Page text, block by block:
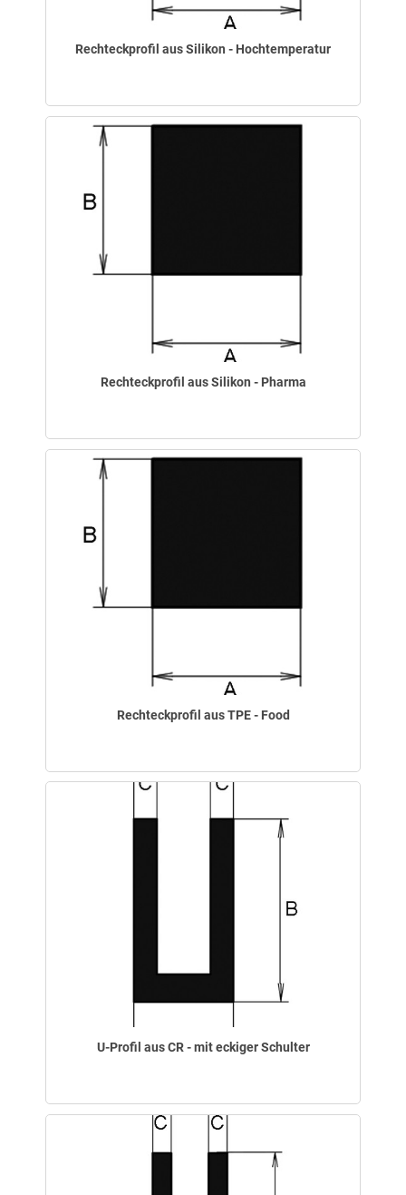
Rechteckprofil aus Silikon - Hochtemperatur
Rechteckprofil aus Silikon - Pharma
Rechteckprofil aus TPE - Food
U-Profil aus CR - mit eckiger Schulter